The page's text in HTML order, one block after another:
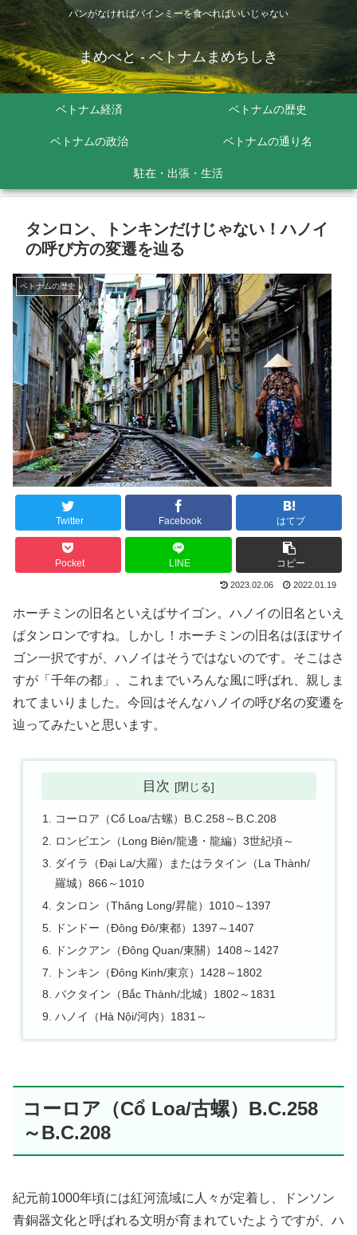
パンがなければバインミーを食べればいいじゃない
まめべと - ベトナムまめちしき
ベトナム経済 ベトナムの歴史
ベトナムの政治 ベトナムの通り名
駐在・出張・生活
タンロン、トンキンだけじゃない！ハノイ
の呼び方の変遷を辿る
ベトナムの歴史
Twitter Facebook はてブ
Pocket LINE コピー
2023.02.06 2022.01.19
ホーチミンの旧名といえばサイゴン。ハノイの旧名といえ
ばタンロンですね。しかし！ホーチミンの旧名はほぼサイ
ゴン一択ですが、ハノイはそうではないのです。そこはさ
すが「千年の都」、これまでいろんな風に呼ばれ、親しま
れてまいりました。今回はそんなハノイの呼び名の変遷を
辿ってみたいと思います。
目次
コーロア（Cổ Loa/古螺）B.C.258～B.C.208
ロンビエン（Long Biên/龍邊・龍編）3世紀頃～
ダイラ（Đại La/大羅）またはラタイン（La Thành/
羅城）866～1010
タンロン（Thăng Long/昇龍）1010～1397
ドンドー（Đông Đô/東都）1397～1407
ドンクアン（Đông Quan/東關）1408～1427
トンキン（Đông Kinh/東京）1428～1802
バクタイン（Bắc Thành/北城）1802～1831
ハノイ（Hà Nội/河内）1831～
コーロア（Cổ Loa/古螺）B.C.258
～B.C.208
紀元前1000年頃には紅河流域に人々が定着し、ドンソン
青銅器文化と呼ばれる文明が育まれていたようですが、ハ